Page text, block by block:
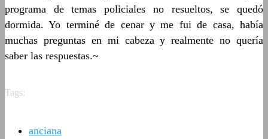
programa de temas policiales no resueltos, se quedó
dormida. Yo terminé de cenar y me fui de casa, había
muchas preguntas en mi cabeza y realmente no quería
saber las respuestas.~
Tags:
anciana